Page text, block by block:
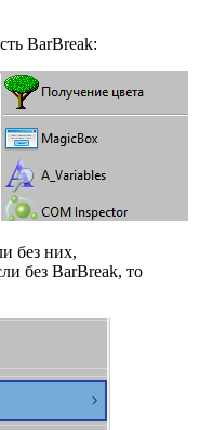
BarBreak:
без них,
без BarBreak, то